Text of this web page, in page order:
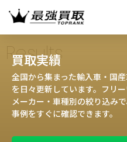
選ばれる理由
高価買取の仕組み
売却の流れ
Results
買取実績
全国から集まった輸入車・国
を日々更新しています。フリ
メーカー・車種別の絞り込み
事例をすぐに確認できます。